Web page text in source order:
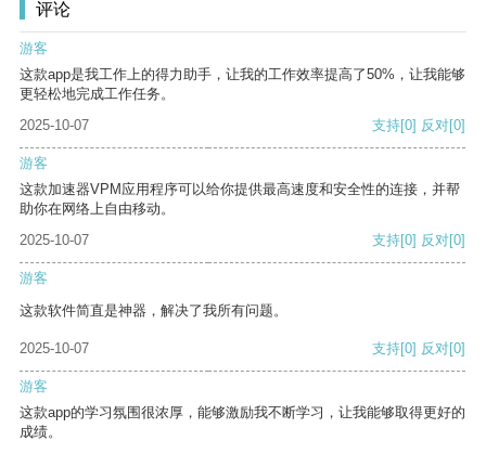
评论
游客
这款app是我工作上的得力助手，让我的工作效率提高了50%，让我能够
更轻松地完成工作任务。
2025-10-07
支持[0] 反对[0]
游客
这款加速器VPM应用程序可以给你提供最高速度和安全性的连接，并帮
助你在网络上自由移动。
2025-10-07
支持[0] 反对[0]
游客
这款软件简直是神器，解决了我所有问题。
2025-10-07 支持[0] 反对[0]
游客
这款app的学习氛围很浓厚，能够激励我不断学习，让我能够取得更好的
成绩。